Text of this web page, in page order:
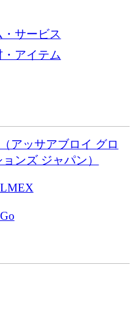
サービス
アイテム
アッサアブロイ グロ
ンズ ジャパン）